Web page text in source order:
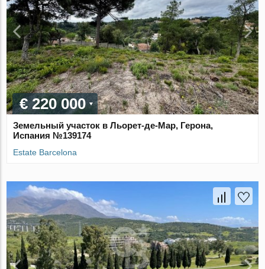
€ 220 000
Земельный участок в Льорет-де-Мар, Герона,
Испания №139174
Estate Barcelona